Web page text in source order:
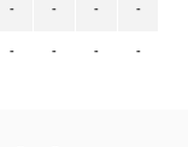
-
-
-
-
-
-
-
-